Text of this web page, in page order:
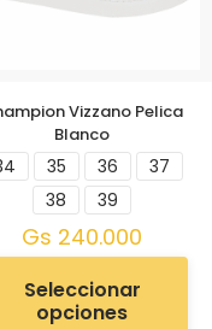
Vizzano Pelica
Blanco
35 36
37
38
39
Gs 240.000
Seleccionar
opciones